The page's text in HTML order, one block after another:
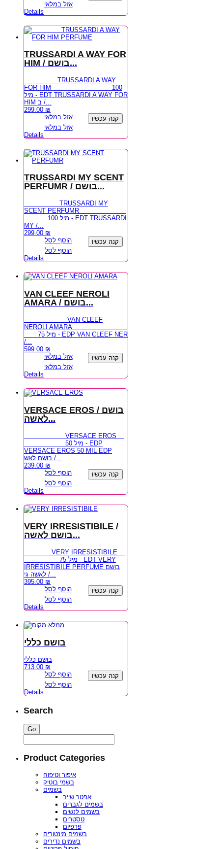
אזל במלאי
Details
TRUSSARDI A WAY FOR
HIM / בושם...
TRUSSARDI A WAY
FOR HIM 100
מיל - EDT TRUSSARDI A WAY FOR
HIM ב /...
299.00 ₪
אזל במלאי
קנה עכשיו
אזל במלאי
Details
TRUSSARDI MY SCENT
PERFUMR / בושם...
TRUSSARDI MY
SCENT PERFUMR
100 מיל - EDT TRUSSARDI
MY /...
299.00 ₪
הוסף לסל
קנה עכשיו
הוסף לסל
Details
VAN CLEEF NEROLI
AMARA / בושם...
VAN CLEEF
NEROLI AMARA
75 מיל - EDP VAN CLEEF NER
/...
599.00 ₪
אזל במלאי
קנה עכשיו
אזל במלאי
Details
VERSACE EROS / בושם
לאשה...
VERSACE EROS
50 מיל - EDP
VERSACE EROS 50 MIL EDP
בושם לאש /...
239.00 ₪
הוסף לסל
קנה עכשיו
הוסף לסל
Details
VERY IRRESISTIBILE /
בושם לאשה...
VERY IRRESISTIBILE
75 מיל - EDT VERY
IRRESISTIBILE PERFUME בושם
לאשה גי /...
395.00 ₪
הוסף לסל
קנה עכשיו
הוסף לסל
Details
בושם כללי
בושם כללי
713.00 ₪
הוסף לסל
קנה עכשיו
הוסף לסל
Details
Search
Product Categories
איפור וטיפוח
בשמי בוטיק
בשמים
אפטר שייב
בשמים לגברים
בשמים לנשים
טסטרים
פרפיום
בשמים מינטורים
בשמים נדירים